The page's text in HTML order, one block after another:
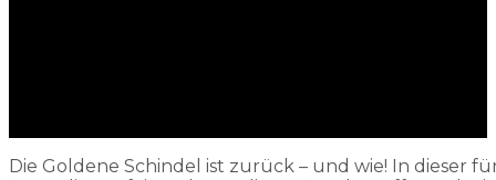
Die Goldene Schindel ist zurück – und wie! In dieser